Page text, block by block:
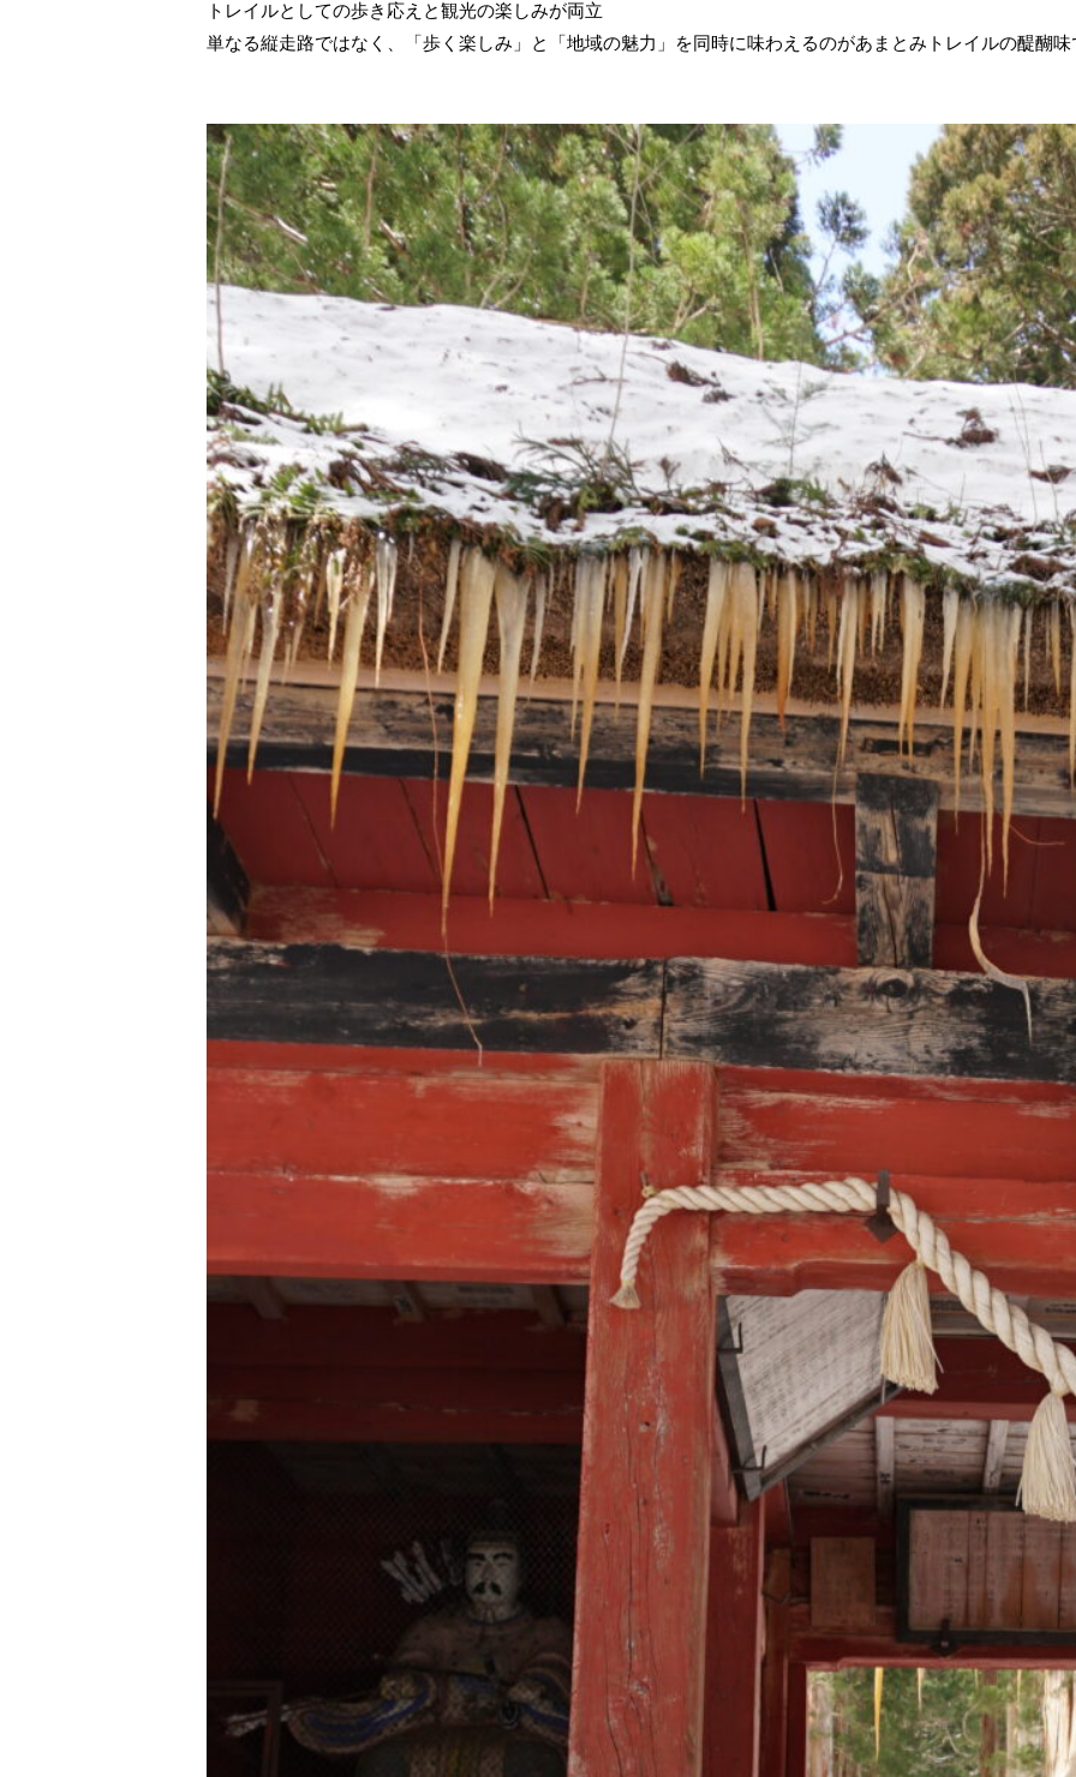
トレイルとしての歩き応えと観光の楽しみが両立
単なる縦走路ではなく、「歩く楽しみ」と「地域の魅力」を同時に味わえるのがあまとみトレイルの醍醐味